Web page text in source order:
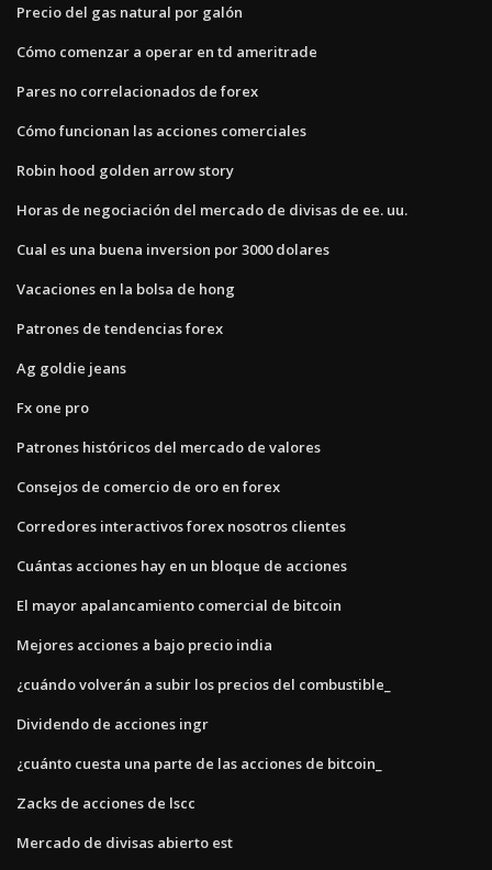
Precio del gas natural por galón
Cómo comenzar a operar en td ameritrade
Pares no correlacionados de forex
Cómo funcionan las acciones comerciales
Robin hood golden arrow story
Horas de negociación del mercado de divisas de ee. uu.
Cual es una buena inversion por 3000 dolares
Vacaciones en la bolsa de hong
Patrones de tendencias forex
Ag goldie jeans
Fx one pro
Patrones históricos del mercado de valores
Consejos de comercio de oro en forex
Corredores interactivos forex nosotros clientes
Cuántas acciones hay en un bloque de acciones
El mayor apalancamiento comercial de bitcoin
Mejores acciones a bajo precio india
¿cuándo volverán a subir los precios del combustible_
Dividendo de acciones ingr
¿cuánto cuesta una parte de las acciones de bitcoin_
Zacks de acciones de lscc
Mercado de divisas abierto est